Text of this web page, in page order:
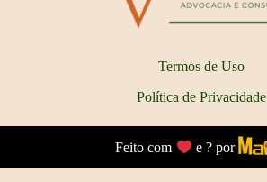
Termos de Uso
Política de Privacidade
Feito com e ? por